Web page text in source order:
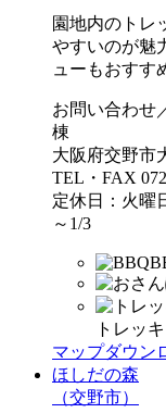
園地内のトレ
やすいのが魅
ューもおすす
お問い合わせ
棟
大阪府交野市
TEL・FAX
定休日：火曜
～1/3
トレッ
マップダウン
ほしだの森
（交野市）